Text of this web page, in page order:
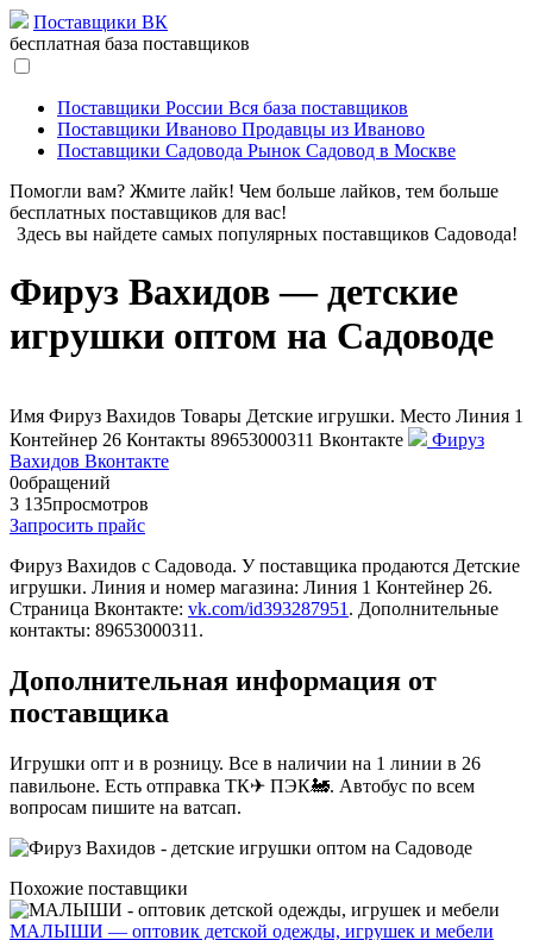
Поставщики ВК
бесплатная база поставщиков
Поставщики России Вся база поставщиков
Поставщики Иваново Продавцы из Иваново
Поставщики Садовода Рынок Садовод в Москве
Помогли вам? Жмите лайк! Чем больше лайков, тем больше
бесплатных поставщиков для вас!
Здесь вы найдете самых популярных поставщиков Садовода!
Фируз Вахидов — детские
игрушки оптом на Садоводе
Имя Фируз Вахидов Товары Детские игрушки. Место Линия 1
Контейнер 26 Контакты 89653000311 Вконтакте
Фируз
Вахидов Вконтакте
0обращений
3 135просмотров
Запросить прайс
Фируз Вахидов c Садовода. У поставщика продаются Детские
игрушки. Линия и номер магазина: Линия 1 Контейнер 26.
Страница Вконтакте: vk.com/id393287951 . Дополнительные
контакты: 89653000311.
Дополнительная информация от
поставщика
Игрушки опт и в розницу. Все в наличии на 1 линии в 26
павильоне. Есть отправка ТК✈ ПЭК🚂. Автобус по всем
вопросам пишите на ватсап.
Похожие поставщики
МАЛЫШИ — оптовик детской одежды, игрушек и мебели